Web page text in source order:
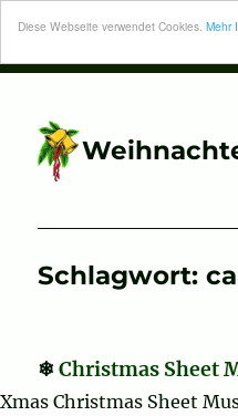
Diese Webseite verwendet Cookies. Mehr
Schlagwort:
Christmas Sheet
Xmas Christmas Sheet